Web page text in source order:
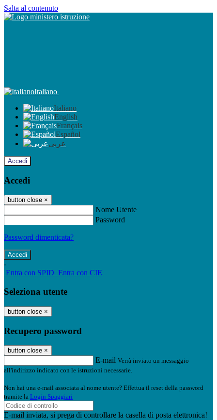
Salta al contenuto
Italiano
Italiano
English
Français
Español
عربى
Accedi
Accedi
button close ×
Nome Utente
Password
Password dimenticata?
-
Entra con SPID Entra con CIE
Seleziona utente
button close ×
Recupero password
button close ×
E-mail Verrà inviato un messaggio
all'indirizzo indicato con le istruzioni necessarie.
Non hai una e-mail associata al nome utente? Effettua il reset della password
tramite la Login Spaggiari
E-mail inviata, si prega di controllare la casella di posta elettronica!